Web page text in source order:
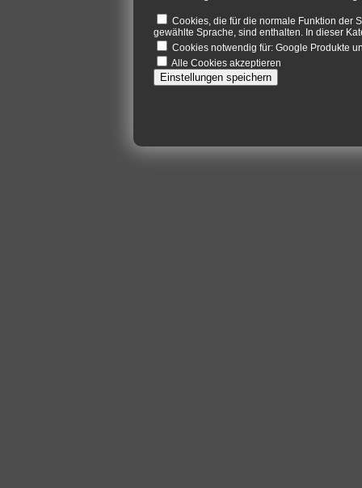
Cookies, die für die normale Funktion der
gewählte Sprache, sind enthalten. In dieser
Cookies notwendig für: Google Produkte
Alle Cookies akzeptieren
Einstellungen speichern